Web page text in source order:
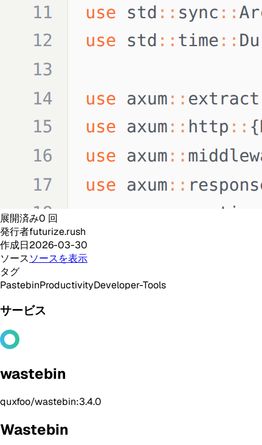
展開済み0 回
発行者futurize.rush
作成日2026-03-30
ソースソースを表示
タグ
PastebinProductivityDeveloper-Tools
サービス
wastebin
quxfoo/wastebin:3.4.0
Wastebin